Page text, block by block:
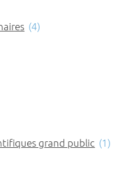
(4)
grand public (1)